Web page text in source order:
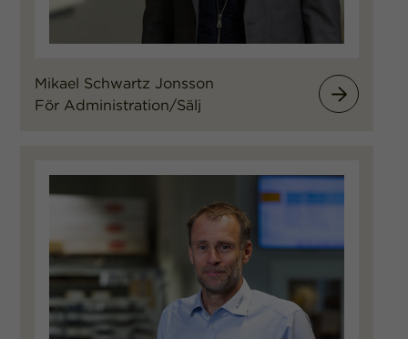
Mikael Schwartz Jonsson
För Administration/Sälj